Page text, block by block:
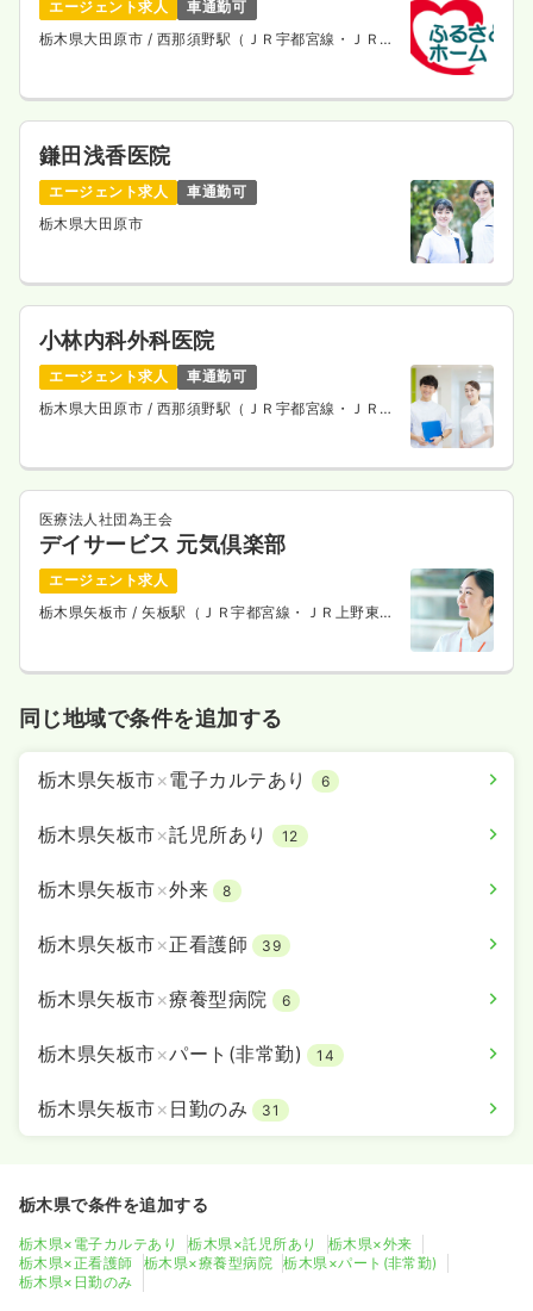
エージェント求人
車通勤可
栃木県大田原市 / 西那須野駅（ＪＲ宇都宮線・ＪＲ上
鎌田浅香医院
エージェント求人
車通勤可
栃木県大田原市
小林内科外科医院
エージェント求人
車通勤可
栃木県大田原市 / 西那須野駅（ＪＲ宇都宮線・ＪＲ上
医療法人社団為王会
デイサービス 元気倶楽部
エージェント求人
栃木県矢板市 / 矢板駅（ＪＲ宇都宮線・ＪＲ上野東京
同じ地域で条件を追加する
栃木県矢板市×電子カルテあり 6
栃木県矢板市×託児所あり 12
栃木県矢板市×外来 8
栃木県矢板市×正看護師 39
栃木県矢板市×療養型病院 6
栃木県矢板市×パート(非常勤) 14
栃木県矢板市× 日勤のみ 31
栃木県で条件を追加する
栃木県×電子カルテあり 栃木県×託児所あり
栃木県×外来
栃木県×正看護師
栃木県×療養型病院
栃木県×パート(非常勤)
栃木県×日勤のみ